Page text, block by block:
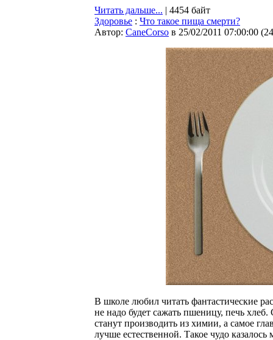
Читать дальше... | 4454 байт
Здоровье : Что такое пища смерти?
Автор: CaneCorso в 25/02/2011 07:00:00 (
В школе любил читать фантастические
не надо будет сажать пшеницу, печь хлеб.
станут производить из химии, а самое
лучше естественной. Такое чудо